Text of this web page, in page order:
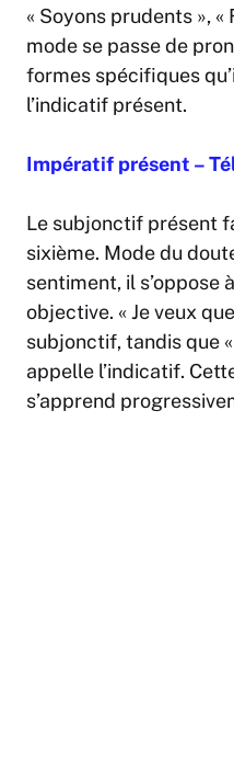
« Soyons prudents »,
mode se passe de
formes spécifiques
l’indicatif présent.
Impératif présent –
Le subjonctif présent
sixième. Mode du
sentiment, il s’oppose
objective. « Je veux
subjonctif, tandis que
appelle l’indicatif.
s’apprend